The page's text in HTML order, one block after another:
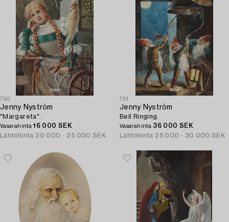
750
Jenny Nyström
"Margareta".
Vasarahinta16 000 SEK
Lähtöhinta 20 000 - 25 000 SEK
751
Jenny Nyström
Bell Ringing.
Vasarahinta 36 000 SEK
Lähtöhinta 25 000 - 30 000 SEK